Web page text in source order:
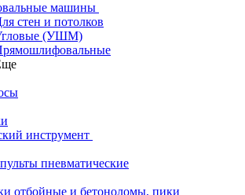
машины
стен и потолков
(УШМ)
инструмент
пневматические
отбойные и бетоноломы, пики